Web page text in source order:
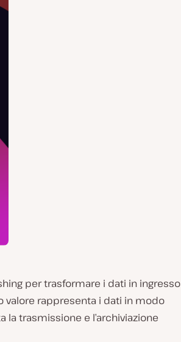
per trasformare i dati in ingresso
valore rappresenta i dati in modo
la trasmissione e l’archiviazione